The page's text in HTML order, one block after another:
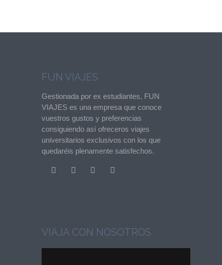
FUN VIAJES
Gestionada por ex estudiantes, FUN
VIAJES es una empresa que conoce
vuestros gustos y preferencias
consiguiendo así ofreceros viajes
universitarios exclusivos con los que
quedaréis plenamente satisfechos.
VIAJA CON NOSOTROS